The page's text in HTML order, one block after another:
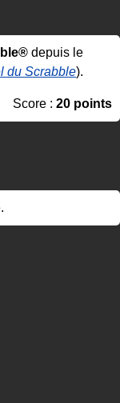
depuis le
du Scrabble).
Score : 20 points